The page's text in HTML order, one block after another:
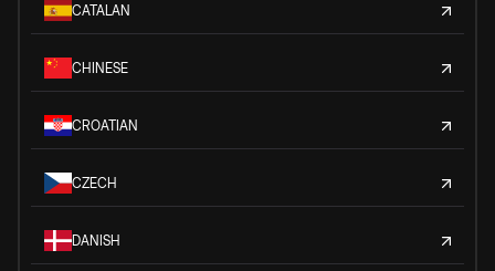
CATALAN
CHINESE
CROATIAN
CZECH
DANISH